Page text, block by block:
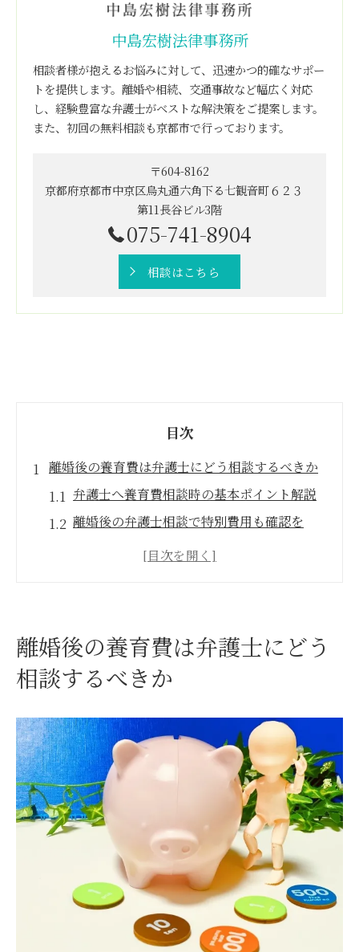
中島宏樹法律事務所
相談者様が抱えるお悩みに対して、迅速かつ的確なサポー
トを提供します。離婚や相続、交通事故など幅広く対応
し、経験豊富な弁護士がベストな解決策をご提案します。
また、初回の無料相談も京都市で行っております。
〒604-8162
京都府京都市中京区烏丸通六角下る七観音町６２３
第11長谷ビル3階
075-741-8904
相談はこちら
目次
離婚後の養育費は弁護士にどう相談するべきか
弁護士へ養育費相談時の基本ポイント解説
離婚後の弁護士相談で特別費用も確認を
養育費と婚姻費用の違いを弁護士に質問し
養育費算定表を使った弁護士相談の進め方
特別費用の範囲や具体例を丁寧に解説
養育費と特別費用の違いを弁護士視点で整
理
大学進学や医療費など特別費用の例を詳し
く紹介
特別費用の合意や請求時に弁護士ができる
特別費用の相場と弁護士相談の重要性
弁護士視点でわかる養育費と婚姻費用の違い
弁護士が整理する養育費と婚姻費用の違い
離婚後の養育費は弁護士にどう
相談するべきか